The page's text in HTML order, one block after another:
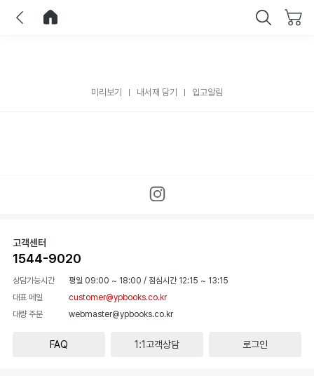
미리보기 내서재 담기 입고알림
고객센터
1544-9020
상담가능시간 평일 09:00 ~ 18:00 / 점심시간 12:15 ~ 13:15
대표 메일
customer@ypbooks.co.kr
대량 주문
webmaster@ypbooks.co.kr
FAQ 1:1고객상담 로그인